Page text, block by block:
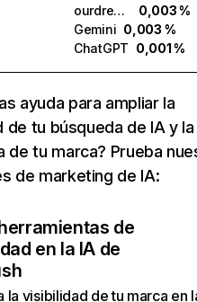
ourdream.ai
0,003 %
Gemini 0,003 %
ChatGPT 0,001 %
ayuda para ampliar la
de tu búsqueda de IA y la
de tu marca? Prueba
de marketing de IA:
de
en la IA de
la visibilidad de tu marca en